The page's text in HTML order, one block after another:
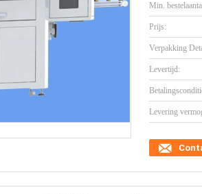
Min.
Prijs:
Verpakking
Levertijd:
Levering